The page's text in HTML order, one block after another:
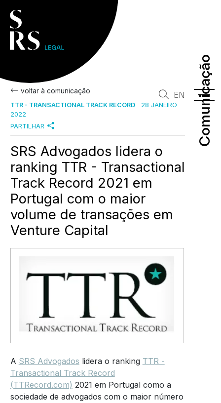
Comunicação
Comunicação
EN
voltar à comunicação
TTR - TRANSACTIONAL TRACK RECORD
28 JANEIRO
2022
PARTILHAR
SRS Advogados lidera o
ranking TTR - Transactional
Track Record 2021 em
Portugal com o maior
volume de transações em
Venture Capital
A SRS Advogados lidera o ranking TTR -
Transactional Track Record
(TTRecord.com) 2021 em Portugal como a
sociedade de advogados com o maior número